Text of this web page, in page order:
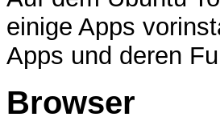
einige Apps
Apps und deren
Browser